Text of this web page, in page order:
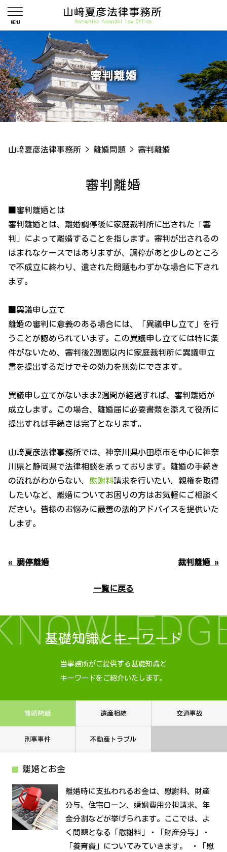
審判離婚
山﨑夏彦法律事務所 > 離婚問題 > 審判離婚
審判離婚
■審判離婚とは
審判離婚とは、離婚調停後に家庭裁判所に出された「審
判」によって離婚することを指します。審判が出されるの
はまれなケースではありますが、調停があと少しのところ
で不成立に終わり、遺された問題もわずかな場合に下され
ます。
■異議申し立て
離婚の審判に意義のある場合には、「異議申し立て」を行
うことが認められています。この異議申し立てには特に条
件がないため、審判後2週間以内に家庭裁判所に異議申立
書を提出するだけでその効力を無効にできます。
異議申し立てがないまま2週間が経過すれば、審判離婚が
成立します。この場合、離婚届に必要書類を添えて役所に
提出すれば手続きは完了となります。
山﨑夏彦法律事務所では、神奈川県小田原市を中心に神奈
川県と静岡県で法律相談を承っております。離婚の手続き
の流れがわからない、 慰謝料請求を行いたい、親権を取得
したいなど、離婚についてお困りの方はお気軽にご相談く
ださい。皆様のお悩みに最善の法的アドバイスを提供いた
します。
« 調停離婚 裁判離婚 »
一覧に戻る
基礎知識とキーワード
当事務所がご提供する基礎知識と
キーワードをご紹介いたします。
離婚問題 遺産相続 交通事故
刑事事件 不動産トラブル
離婚とお金
離婚時に支払われるお金は、慰謝料、財産
分与、住宅ローン、婚姻費用分担請求、年
金分割などが挙げられます。ここでは、よ
く問題となる「慰謝料」・「財産分与」・
「養育費」についてみていきます。 ・「慰